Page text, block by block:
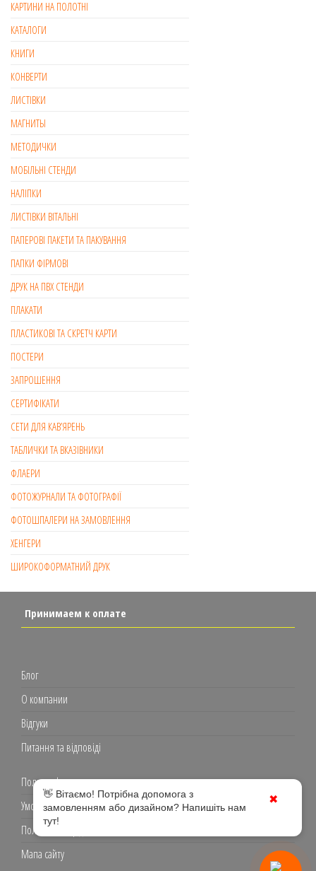
👋 Вітаємо! Потрібна допомога з
замовленням або дизайном? Напишіть нам
тут!
✖
КАРТИНИ НА ПОЛОТНІ
КАТАЛОГИ
КНИГИ
КОНВЕРТИ
ЛИСТІВКИ
МАГНИТЫ
МЕТОДИЧКИ
МОБІЛЬНІ СТЕНДИ
НАЛІПКИ
ЛИСТІВКИ ВІТАЛЬНІ
ПАПЕРОВІ ПАКЕТИ ТА ПАКУВАННЯ
ПАПКИ ФІРМОВІ
ДРУК НА ПВХ СТЕНДИ
ПЛАКАТИ
ПЛАСТИКОВІ ТА СКРЕТЧ КАРТИ
ПОСТЕРИ
ЗАПРОШЕННЯ
СЕРТИФІКАТИ
СЕТИ ДЛЯ КАВ’ЯРЕНЬ
ТАБЛИЧКИ ТА ВКАЗІВНИКИ
ФЛАЕРИ
ФОТОЖУРНАЛИ ТА ФОТОГРАФІЇ
ФОТОШПАЛЕРИ НА ЗАМОВЛЕННЯ
ХЕНГЕРИ
ШИРОКОФОРМАТНИЙ ДРУК
Принимаем к оплате
Блог
О компании
Відгуки
Питання та відповіді
Полиграфия
Умови використання
Політика конфіденційності
Мапа сайту